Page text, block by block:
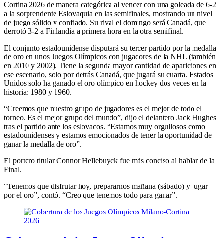
Cortina 2026 de manera categórica al vencer con una goleada de 6-2
a la sorprendente Eslovaquia en las semifinales, mostrando un nivel
de juego sólido y confiado. Su rival el domingo será Canadá, que
derrotó 3-2 a Finlandia a primera hora en la otra semifinal.
El conjunto estadounidense disputará su tercer partido por la medalla
de oro en unos Juegos Olímpicos con jugadores de la NHL (también
en 2010 y 2002). Tiene la segunda mayor cantidad de apariciones en
ese escenario, solo por detrás Canadá, que jugará su cuarta. Estados
Unidos solo ha ganado el oro olímpico en hockey dos veces en la
historia: 1980 y 1960.
“Creemos que nuestro grupo de jugadores es el mejor de todo el
torneo. Es el mejor grupo del mundo”, dijo el delantero Jack Hughes
tras el partido ante los eslovacos. “Estamos muy orgullosos como
estadounidenses y estamos emocionados de tener la oportunidad de
ganar la medalla de oro”.
El portero titular Connor Hellebuyck fue más conciso al hablar de la
Final.
“Tenemos que disfrutar hoy, prepararnos mañana (sábado) y jugar
por el oro”, contó. “Creo que tenemos todo para ganar”.